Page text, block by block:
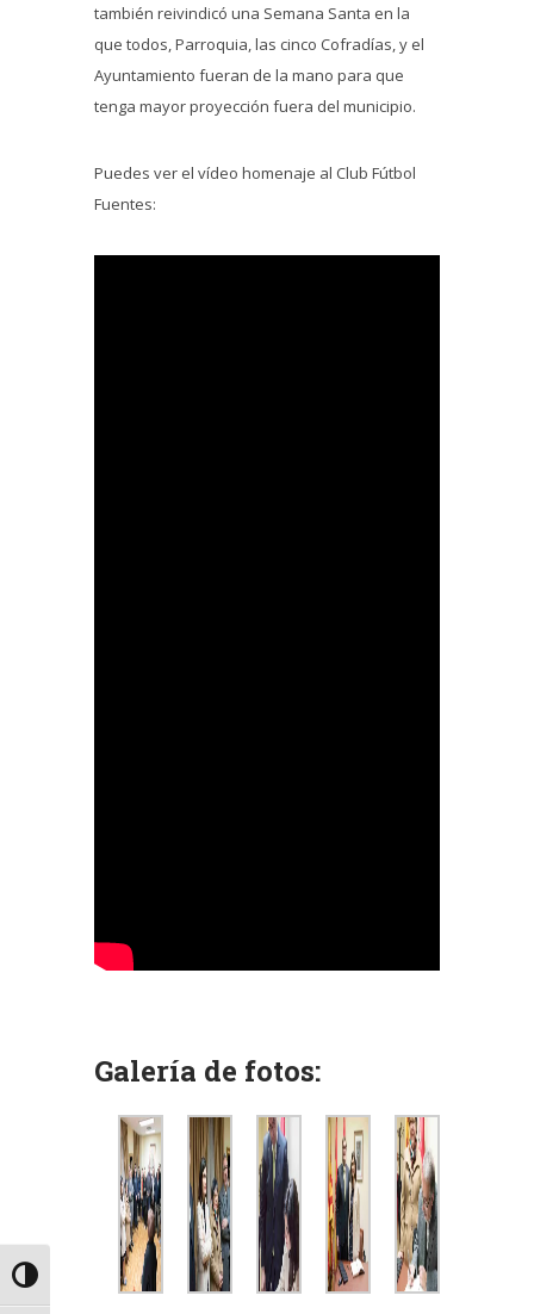
Alternar alto contraste
también reivindicó una Semana Santa en la
que todos, Parroquia, las cinco Cofradías, y el
Ayuntamiento fueran de la mano para que
tenga mayor proyección fuera del municipio.
Puedes ver el vídeo homenaje al Club Fútbol
Fuentes:
Galería de fotos: